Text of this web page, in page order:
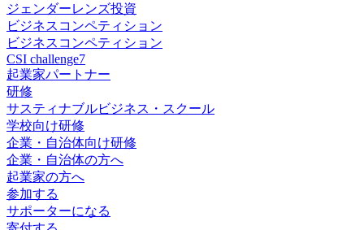
ジェンダーレンズ投資
ビジネスコンペティション
ビジネスコンペティション
CSI challenge7
起業家パートナー
研修
サスティナブルビジネス・スクール
学校向け研修
企業・自治体向け研修
企業・自治体の方へ
起業家の方へ
参加する
サポーターになる